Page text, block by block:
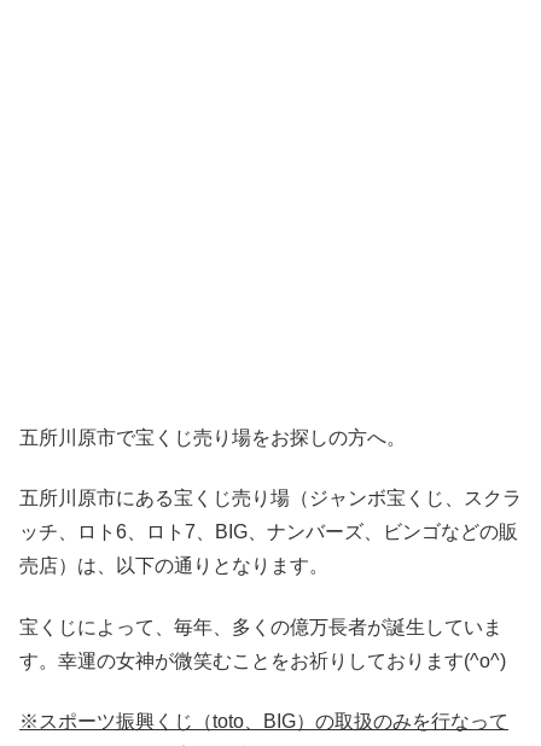
五所川原市で宝くじ売り場をお探しの方へ。
五所川原市にある宝くじ売り場（ジャンボ宝くじ、スクラ
ッチ、ロト6、ロト7、BIG、ナンバーズ、ビンゴなどの販
売店）は、以下の通りとなります。
宝くじによって、毎年、多くの億万長者が誕生していま
す。幸運の女神が微笑むことをお祈りしております(^o^)
※スポーツ振興くじ（toto、BIG）の取扱のみを行なって